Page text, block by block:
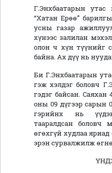
Г.Энхбаатарын
“Хатан Ерөө”
усны газар
хүнээс залилан
олон ч хүн түүнийг
байна. Ах дүү нь
Би Г.Энхбаатарын
гэж хэлдэг боловч
гэдэг байсан.
оны 09 дүгээр сарын
гэрийнх нь
тааралдсан боловч
өгөхгүй худлаа
эрэн сурвалжилж